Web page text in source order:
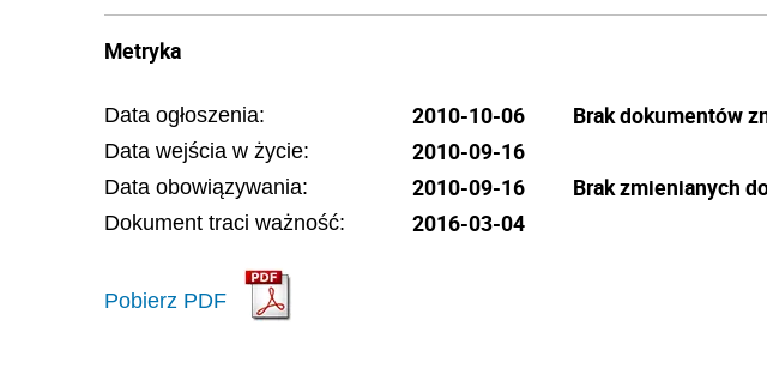
Metryka
Data ogłoszenia: 2010-10-06
Data wejścia w życie: 2010-09-16
Data obowiązywania: 2010-09-16
Dokument traci ważność: 2016-03-04
Pobierz PDF
Brak dokumentów
Brak zmienianych